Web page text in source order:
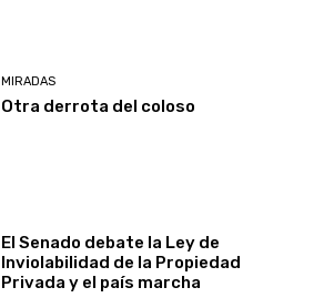
MIRADAS
Otra derrota del coloso
El Senado debate la Ley de
Inviolabilidad de la Propiedad
Privada y el país marcha